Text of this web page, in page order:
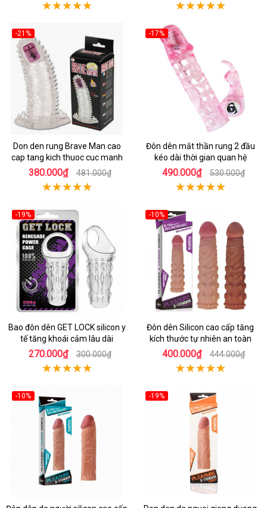
-21%
Don den rung Brave Man cao
cap tang kich thuoc cuc manh
380.000₫ 481.000₫
-17%
Đôn dên mắt thần rung 2 đầu
kéo dài thời gian quan hệ
490.000₫ 530.000₫
-19%
Bao đôn dên GET LOCK silicon y
tế tăng khoái cảm lâu dài
270.000₫ 300.000₫
-10%
Đôn dên Silicon cao cấp tăng
kích thước tự nhiên an toàn
400.000₫ 444.000₫
-10% -19%